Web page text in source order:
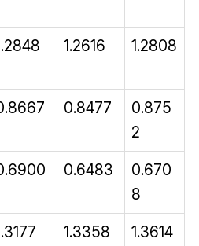
1.2616 1.2808
0.8477
0.875
2
0.6483
0.670
8
1.3358 1.3614